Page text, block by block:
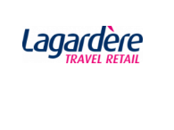
Ga naar inhoud